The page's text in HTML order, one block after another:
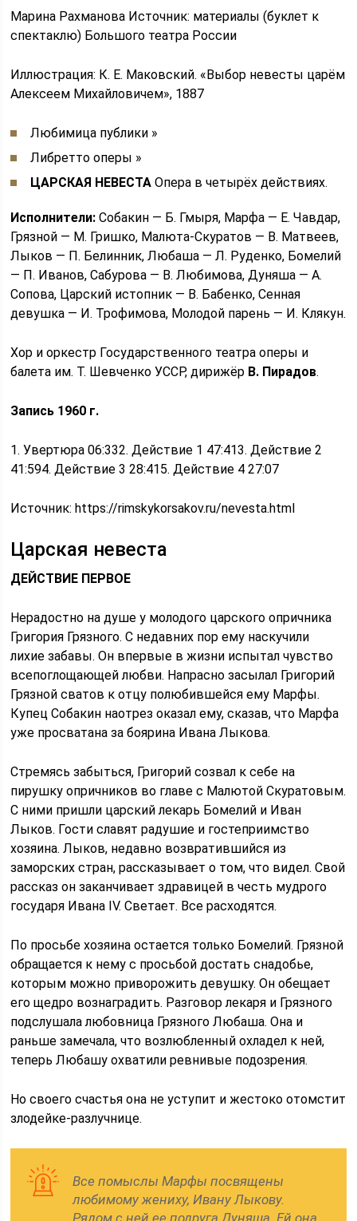
Марина Рахманова Источник: материалы (буклет к
спектаклю) Большого театра России
Иллюстрация: К. Е. Маковский. «Выбор невесты царём
Алексеем Михайловичем», 1887
Любимица публики »
Либретто оперы »
ЦАРСКАЯ НЕВЕСТА Опера в четырёх действиях.
Исполнители: Собакин — Б. Гмыря, Марфа — Е. Чавдар,
Грязной — М. Гришко, Малюта-Скуратов — В. Матвеев,
Лыков — П. Белинник, Любаша — Л. Руденко, Бомелий
— П. Иванов, Сабурова — В. Любимова, Дуняша — А.
Сопова, Царский истопник — В. Бабенко, Сенная
девушка — И. Трофимова, Молодой парень — И. Клякун.
Хор и оркестр Государственного театра оперы и
балета им. Т. Шевченко УССР, дирижёр В. Пирадов.
Запись 1960 г.
1. Увертюра 06:332. Действие 1 47:413. Действие 2
41:594. Действие 3 28:415. Действие 4 27:07
Источник:https://rimskykorsakov.ru/nevesta.html
Царская невеста
ДЕЙСТВИЕ ПЕРВОЕ
Нерадостно на душе у молодого царского опричника
Григория Грязного. С недавних пор ему наскучили
лихие забавы. Он впервые в жизни испытал чувство
всепоглощающей любви. Напрасно засылал Григорий
Грязной сватов к отцу полюбившейся ему Марфы.
Купец Собакин наотрез оказал ему, сказав, что Марфа
уже просватана за боярина Ивана Лыкова.
Стремясь забыться, Григорий созвал к себе на
пирушку опричников во главе с Малютой Скуратовым.
С ними пришли царский лекарь Бомелий и Иван
Лыков. Гости славят радушие и гостеприимство
хозяина. Лыков, недавно возвратившийся из
заморских стран, рассказывает о том, что видел. Свой
рассказ он заканчивает здравицей в честь мудрого
государя Ивана IV. Светает. Все расходятся.
По просьбе хозяина остается только Бомелий. Грязной
обращается к нему с просьбой достать снадобье,
которым можно приворожить девушку. Он обещает
его щедро вознаградить. Разговор лекаря и Грязного
подслушала любовница Грязного Любаша. Она и
раньше замечала, что возлюбленный охладел к ней,
теперь Любашу охватили ревнивые подозрения.
Но своего счастья она не уступит и жестоко отомстит
злодейке-разлучнице.
Все помыслы Марфы посвящены
любимому жениху, Ивану Лыкову.
Рядом с ней ее подруга Дуняша. Ей она